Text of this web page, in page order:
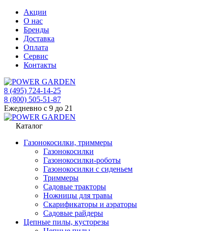
Акции
О нас
Бренды
Доставка
Оплата
Сервис
Контакты
8 (495) 724-14-25
8 (800) 505-51-87
Ежедневно с 9 до 21
Каталог
Газонокосилки, триммеры
Газонокосилки
Газонокосилки-роботы
Газонокосилки с сиденьем
Триммеры
Садовые тракторы
Ножницы для травы
Скарификаторы и аэраторы
Садовые райдеры
Цепные пилы, кусторезы